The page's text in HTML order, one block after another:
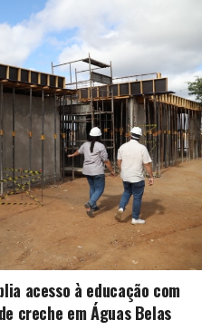
acesso à educação com
creche em Águas Belas